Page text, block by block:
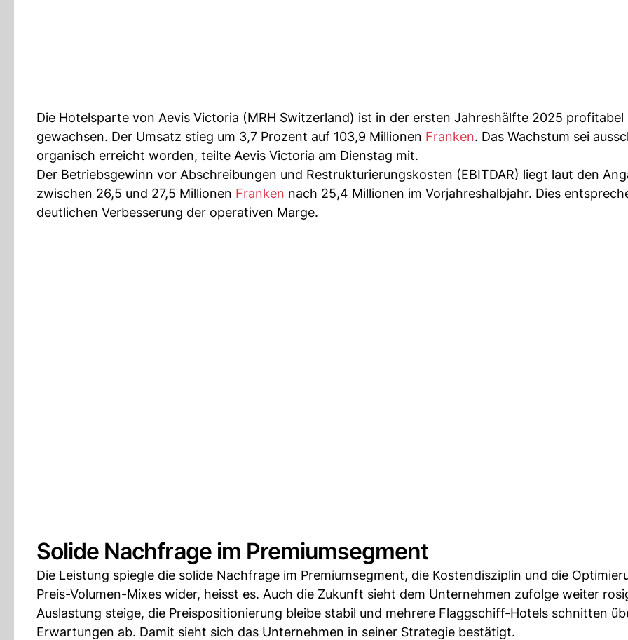
Die Hotelsparte von Aevis Victoria (MRH Switzerland) ist in der ersten Jahreshälfte 2025 profitabel
gewachsen. Der Umsatz stieg um 3,7 Prozent auf 103,9 Millionen Franken. Das Wachstum sei
organisch erreicht worden, teilte Aevis Victoria am Dienstag mit.
Der Betriebsgewinn vor Abschreibungen und Restrukturierungskosten (EBITDAR) liegt laut den
zwischen 26,5 und 27,5 Millionen Franken nach 25,4 Millionen im Vorjahreshalbjahr. Dies
deutlichen Verbesserung der operativen Marge.
Solide Nachfrage im Premiumsegment
Die Leistung spiegle die solide Nachfrage im Premiumsegment, die Kostendisziplin und die
Preis-Volumen-Mixes wider, heisst es. Auch die Zukunft sieht dem Unternehmen zufolge weiter
Auslastung steige, die Preispositionierung bleibe stabil und mehrere Flaggschiff-Hotels schnitten
Erwartungen ab. Damit sieht sich das Unternehmen in seiner Strategie bestätigt.